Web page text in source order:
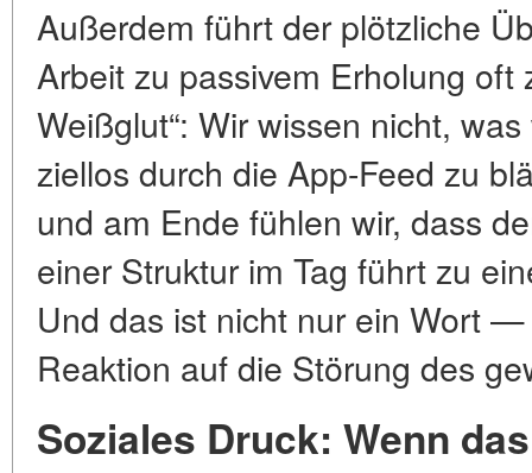
Außerdem führt der plötzliche
Arbeit zu passivem Erholung oft
Weißglut“: Wir wissen nicht,
ziellos durch die App-Feed zu
und am Ende fühlen wir, dass
einer Struktur im Tag führt zu
Und das ist nicht nur ein Wort
Reaktion auf die Störung des
Soziales Druck: Wenn